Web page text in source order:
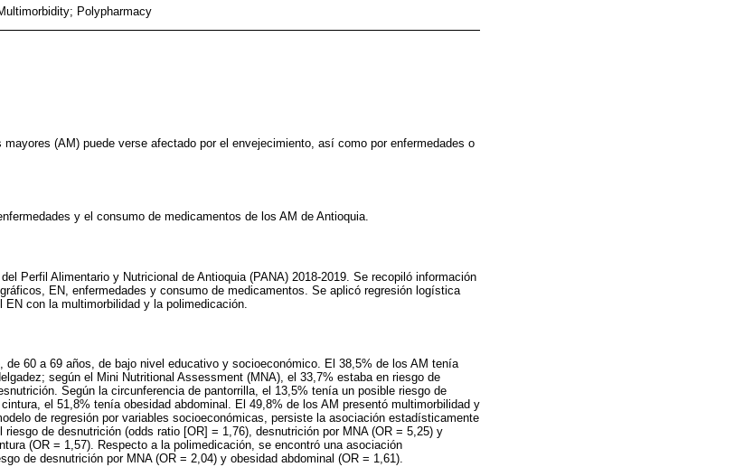
Polypharmacy
(AM) puede verse afectado por el envejecimiento, así como por enfermedades o
y el consumo de medicamentos de los AM de Antioquia.
Perfil Alimentario y Nutricional de Antioquia (PANA) 2018-2019. Se recopiló información
EN, enfermedades y consumo de medicamentos. Se aplicó regresión logística
con la multimorbilidad y la polimedicación.
de 60 a 69 años, de bajo nivel educativo y socioeconómico. El 38,5% de los AM tenía
según el Mini Nutritional Assessment (MNA), el 33,7% estaba en riesgo de
Según la circunferencia de pantorrilla, el 13,5% tenía un posible riesgo de
el 51,8% tenía obesidad abdominal. El 49,8% de los AM presentó multimorbilidad y
de regresión por variables socioeconómicas, persiste la asociación estadísticamente
de desnutrición (odds ratio [OR] = 1,76), desnutrición por MNA (OR = 5,25) y
(OR = 1,57). Respecto a la polimedicación, se encontró una asociación
de desnutrición por MNA (OR = 2,04) y obesidad abdominal (OR = 1,61).